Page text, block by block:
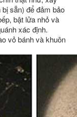
sẵn) để đảm bảo
bật lửa nhỏ và
xác định.
vỏ bánh và khuôn